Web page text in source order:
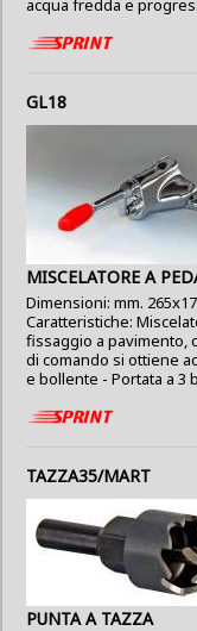
acqua fredda e
GL18
MISCELATORE A
Dimensioni: mm.
Caratteristiche:
fissaggio a pavimento,
di comando si ottiene
e bollente - Portata a 3
TAZZA35/MART
PUNTA A TAZZA